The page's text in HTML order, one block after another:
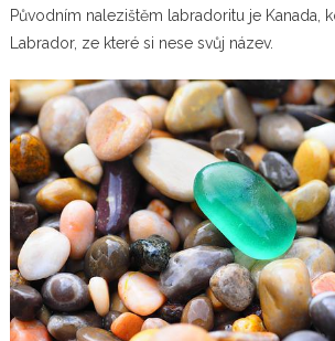
Původním nalezištěm labradoritu je Kanada,
Labrador, ze které si nese svůj název.